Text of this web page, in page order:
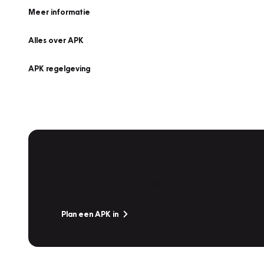
Meer informatie
Alles over APK
APK regelgeving
Plan een APK in